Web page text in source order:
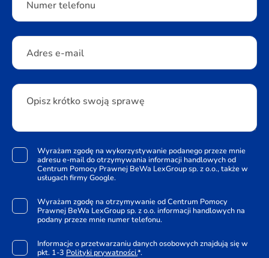
Numer telefonu
Adres e-mail
Opisz krótko swoją sprawę
Wyrażam zgodę na wykorzystywanie podanego przeze mnie
adresu e-mail do otrzymywania informacji handlowych od
Centrum Pomocy Prawnej BeWa LexGroup sp. z o.o., także w
usługach firmy Google.
Wyrażam zgodę na otrzymywanie od Centrum Pomocy
Prawnej BeWa LexGroup sp. z o.o. informacji handlowych na
podany przeze mnie numer telefonu.
Informacje o przetwarzaniu danych osobowych znajdują się w
pkt. 1-3 Polityki prywatności.*.